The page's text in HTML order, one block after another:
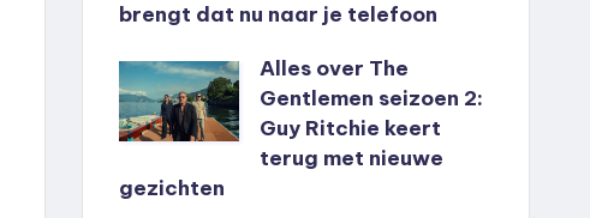
brengt dat nu naar je telefoon
Alles over The
Gentlemen seizoen 2:
Guy Ritchie keert
terug met nieuwe
gezichten